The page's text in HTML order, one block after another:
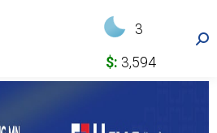
3
$: 3,594